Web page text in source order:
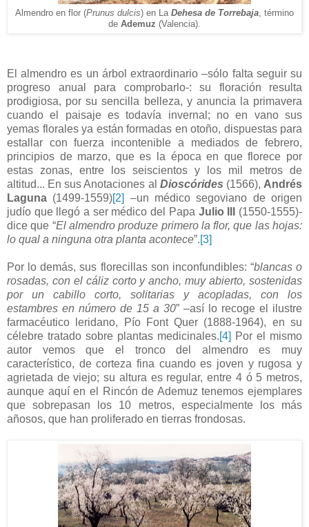
Almendro en flor (Prunus dulcis) en La Dehesa de Torrebaja , término
de Ademuz (Valencia).
El almendro es un árbol extraordinario –sólo falta seguir su
progreso anual para comprobarlo-: su floración resulta
prodigiosa, por su sencilla belleza, y anuncia la primavera
cuando el paisaje es todavía invernal; no en vano sus
yemas florales ya están formadas en otoño, dispuestas para
estallar con fuerza incontenible a mediados de febrero,
principios de marzo, que es la época en que florece por
estas zonas, entre los seiscientos y los mil metros de
altitud... En sus Anotaciones al Dioscórides (1566), Andrés
Laguna (1499-1559)[2]
–un médico segoviano de origen
judío que llegó a ser médico del Papa Julio III
(1550-1555)-
dice que “El almendro produze primero la flor, que las hojas:
lo qual a ninguna otra planta acontece”.[3]
Por lo demás, sus florecillas son inconfundibles: “blancas o
rosadas, con el cáliz corto y ancho, muy abierto, sostenidas
por un cabillo corto, solitarias y acopladas, con los
estambres en número de 15 a 30” –así lo recoge el ilustre
farmacéutico leridano, Pío Font Quer (1888-1964), en su
célebre tratado sobre plantas medicinales.[4] Por el mismo
autor vemos que el tronco del almendro es muy
característico, de corteza fina cuando es joven y rugosa y
agrietada de viejo; su altura es regular, entre 4 ó 5 metros,
aunque aquí en el Rincón de Ademuz tenemos ejemplares
que sobrepasan los 10 metros, especialmente los más
añosos, que han proliferado en tierras frondosas.